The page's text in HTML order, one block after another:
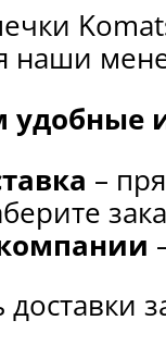
наши
–
доставки